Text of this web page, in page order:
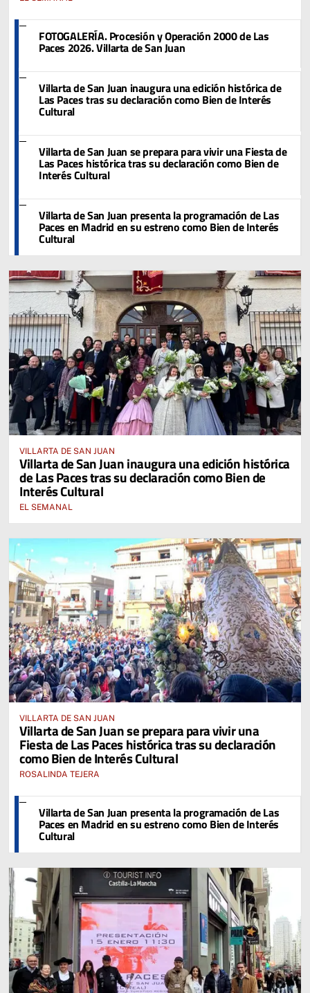
FOTOGALERÍA. Procesión y Operación 2000 de Las
Paces 2026. Villarta de San Juan
Villarta de San Juan inaugura una edición histórica de
Las Paces tras su declaración como Bien de Interés
Cultural
Villarta de San Juan se prepara para vivir una Fiesta de
Las Paces histórica tras su declaración como Bien de
Interés Cultural
Villarta de San Juan presenta la programación de Las
Paces en Madrid en su estreno como Bien de Interés
Cultural
VILLARTA DE SAN JUAN
Villarta de San Juan inaugura una edición histórica
de Las Paces tras su declaración como Bien de
Interés Cultural
EL SEMANAL
VILLARTA DE SAN JUAN
Villarta de San Juan se prepara para vivir una
Fiesta de Las Paces histórica tras su declaración
como Bien de Interés Cultural
ROSALINDA TEJERA
Villarta de San Juan presenta la programación de Las
Paces en Madrid en su estreno como Bien de Interés
Cultural